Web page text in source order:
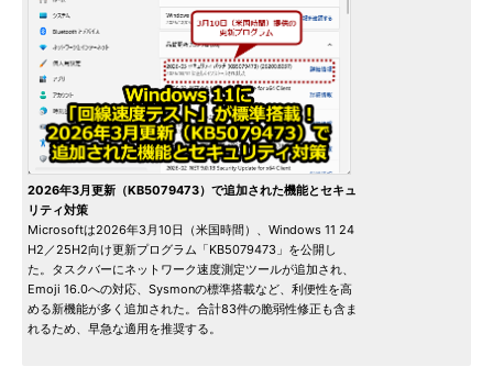
2026年3月更新（KB5079473）で追加された機能とセキュ
リティ対策
Microsoftは2026年3月10日（米国時間）、Windows 11 24
H2／25H2向け更新プログラム「KB5079473」を公開し
た。タスクバーにネットワーク速度測定ツールが追加され、
Emoji 16.0への対応、Sysmonの標準搭載など、利便性を高
める新機能が多く追加された。合計83件の脆弱性修正も含ま
れるため、早急な適用を推奨する。